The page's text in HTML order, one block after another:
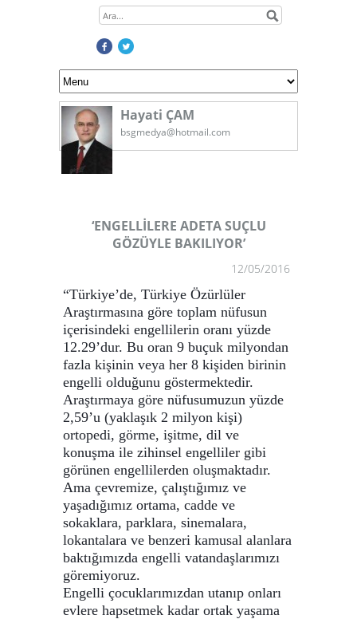
Hayati ÇAM
bsgmedya@hotmail.com
‘ENGELLİLERE ADETA SUÇLU
GÖZÜYLE BAKILIYOR’
12/05/2016
“Türkiye’de, Türkiye Özürlüler
Araştırmasına göre toplam nüfusun
içerisindeki engellilerin oranı yüzde
12.29’dur. Bu oran 9 buçuk milyondan
fazla kişinin veya her 8 kişiden birinin
engelli olduğunu göstermektedir.
Araştırmaya göre nüfusumuzun yüzde
2,59’u (yaklaşık 2 milyon kişi)
ortopedi, görme, işitme, dil ve
konuşma ile zihinsel engelliler gibi
görünen engellilerden oluşmaktadır.
Ama çevremize, çalıştığımız ve
yaşadığımız ortama, cadde ve
sokaklara, parklara, sinemalara,
lokantalara ve benzeri kamusal alanlara
baktığımızda engelli vatandaşlarımızı
göremiyoruz.
Engelli çocuklarımızdan utanıp onları
evlere hapsetmek kadar ortak yaşama